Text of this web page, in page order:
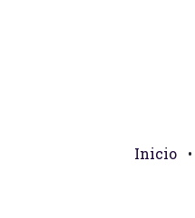
Inicio •